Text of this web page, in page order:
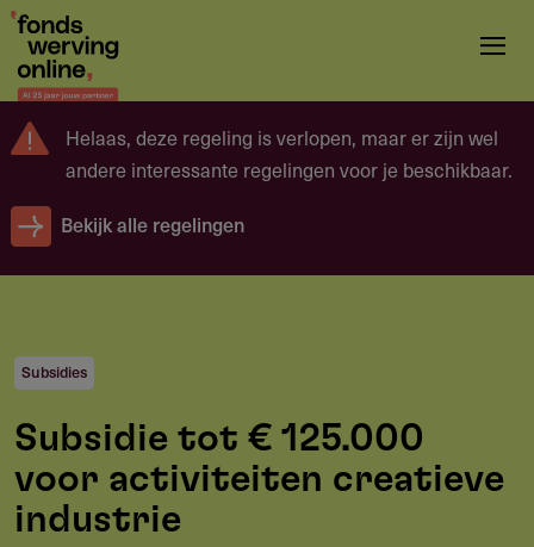
Overslaan
naar
inhoud
Helaas, deze regeling is verlopen, maar er zijn wel
andere interessante regelingen voor je beschikbaar.
Bekijk alle regelingen
Subsidies
Subsidie tot € 125.000
voor activiteiten creatieve
industrie